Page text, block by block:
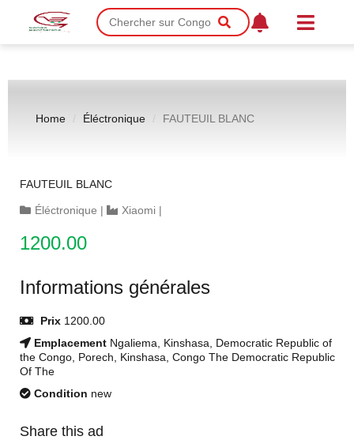
Home Éléctronique FAUTEUIL BLANC
FAUTEUIL BLANC
Éléctronique | Xiaomi |
1200.00
Informations générales
Prix 1200.00
Emplacement Ngaliema, Kinshasa, Democratic Republic of
the Congo, Porech, Kinshasa, Congo The Democratic Republic
Of The
Condition new
Share this ad